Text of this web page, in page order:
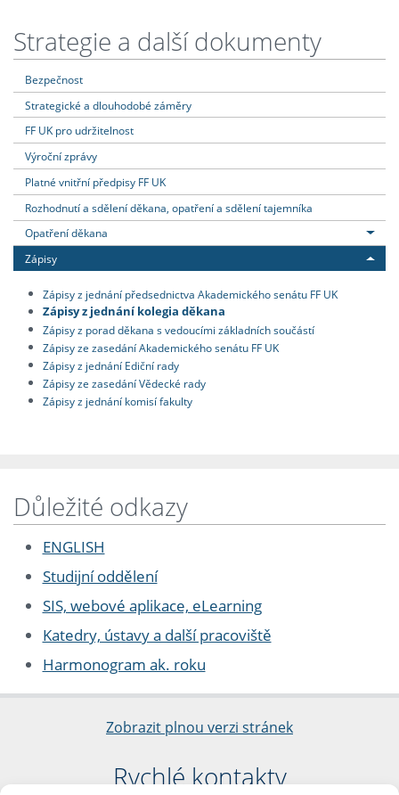
Strategie a další dokumenty
Bezpečnost
Strategické a dlouhodobé záměry
FF UK pro udržitelnost
Výroční zprávy
Platné vnitřní předpisy FF UK
Rozhodnutí a sdělení děkana, opatření a sdělení tajemníka
Opatření děkana
Zápisy
Zápisy z jednání předsednictva Akademického senátu FF UK
Zápisy z jednání kolegia děkana
Zápisy z porad děkana s vedoucími základních součástí
Zápisy ze zasedání Akademického senátu FF UK
Zápisy z jednání Ediční rady
Zápisy ze zasedání Vědecké rady
Zápisy z jednání komisí fakulty
Důležité odkazy
ENGLISH
Studijní oddělení
SIS, webové aplikace, eLearning
Katedry, ústavy a další pracoviště
Harmonogram ak. roku
Zobrazit plnou verzi stránek
Rychlé kontakty